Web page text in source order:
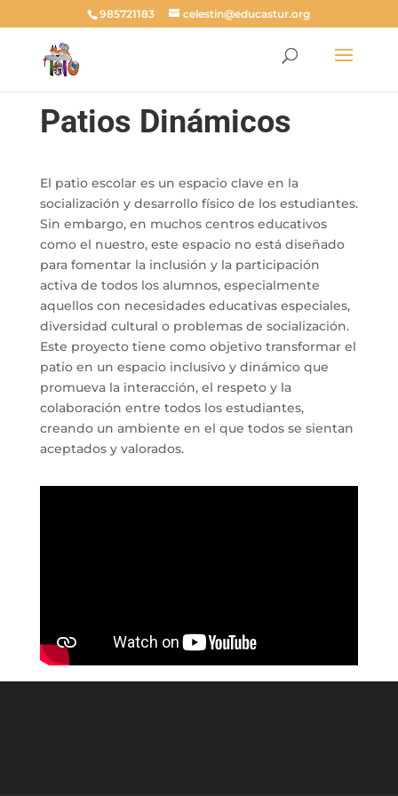
985721183 celestin@educastur.org
Patios Dinámicos
El patio escolar es un espacio clave en la
socialización y desarrollo físico de los estudiantes.
Sin embargo, en muchos centros educativos
como el nuestro, este espacio no está diseñado
para fomentar la inclusión y la participación
activa de todos los alumnos, especialmente
aquellos con necesidades educativas especiales,
diversidad cultural o problemas de socialización.
Este proyecto tiene como objetivo transformar el
patio en un espacio inclusivo y dinámico que
promueva la interacción, el respeto y la
colaboración entre todos los estudiantes,
creando un ambiente en el que todos se sientan
aceptados y valorados.